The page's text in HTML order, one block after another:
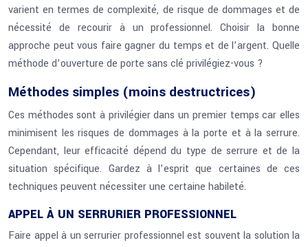
varient en termes de complexité, de risque de dommages et de
nécessité de recourir à un professionnel. Choisir la bonne
approche peut vous faire gagner du temps et de l’argent. Quelle
méthode d’ouverture de porte sans clé privilégiez-vous ?
Méthodes simples (moins destructrices)
Ces méthodes sont à privilégier dans un premier temps car elles
minimisent les risques de dommages à la porte et à la serrure.
Cependant, leur efficacité dépend du type de serrure et de la
situation spécifique. Gardez à l’esprit que certaines de ces
techniques peuvent nécessiter une certaine habileté.
APPEL À UN SERRURIER PROFESSIONNEL
Faire appel à un serrurier professionnel est souvent la solution la